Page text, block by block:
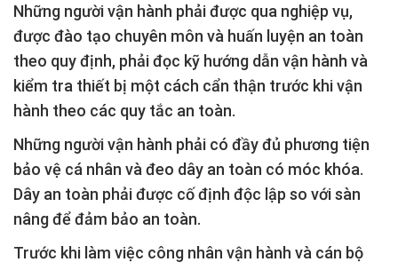
Những người vận hành phải được qua nghiệp vụ,
được đào tạo chuyên môn và huấn luyện an toàn
theo quy định, phải đọc kỹ hướng dẫn vận hành và
kiểm tra thiết bị một cách cẩn thận trước khi vận
hành theo các quy tắc an toàn.
Những người vận hành phải có đầy đủ phương tiện
bảo vệ cá nhân và đeo dây an toàn có móc khóa.
Dây an toàn phải được cố định độc lập so với sàn
nâng để đảm bảo an toàn.
Trước khi làm việc công nhân vận hành và cán bộ